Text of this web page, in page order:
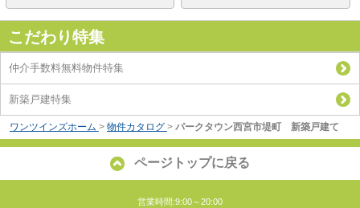
こだわり特集
仲介手数料無料物件特集
新築戸建特集
ワンツインズホーム > 物件カタログ > パークタウン西宮市堤町 新築戸建て
ページトップに戻る
営業時間:9:00～20:00